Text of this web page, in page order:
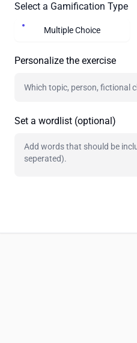
Select a Gamification Type
Multiple Choice
Personalize the exercise
Set a wordlist (optional)